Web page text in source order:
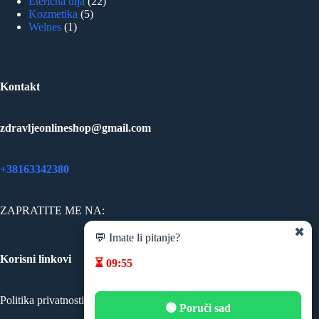
Kozmetika 55
Welnes 11
Kontakt
zdravljeonlineshop@gmail.com
+38163342380
ZAPRATITE ME NA:
Korisni linkovi
Politika privatnosti
✖
💬 Imate li pitanje?
⏳ 09:55
🟢 Poruči sad